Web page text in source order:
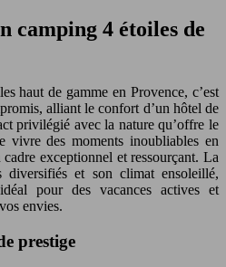
camping 4 étoiles de
haut de gamme en Provence, c’est
alliant le confort d’un hôtel de
privilégié avec la nature qu’offre le
vivre des moments inoubliables en
exceptionnel et ressourçant. La
diversifiés et son climat ensoleillé,
pour des vacances actives et
envies.
prestige